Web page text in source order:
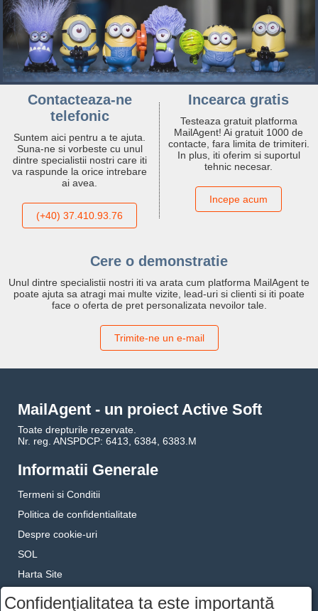
Confidenţialitatea ta este importantă
Contacteaza-ne
telefonic
Suntem aici pentru a te ajuta.
Suna-ne si vorbeste cu unul
dintre specialistii nostri care iti
va raspunde la orice intrebare
ai avea.
(+40) 37.410.93.76
Incearca gratis
Testeaza gratuit platforma
MailAgent! Ai gratuit 1000 de
contacte, fara limita de trimiteri.
In plus, iti oferim si suportul
tehnic necesar.
Incepe acum
Cere o demonstratie
Unul dintre specialistii nostri iti va arata cum platforma MailAgent te
poate ajuta sa atragi mai multe vizite, lead-uri si clienti si iti poate
face o oferta de pret personalizata nevoilor tale.
Trimite-ne un e-mail
MailAgent - un proiect Active Soft
Toate drepturile rezervate.
Nr. reg. ANSPDCP: 6413, 6384, 6383.M
Informatii Generale
Termeni si Conditii
Politica de confidentialitate
Despre cookie-uri
SOL
Harta Site